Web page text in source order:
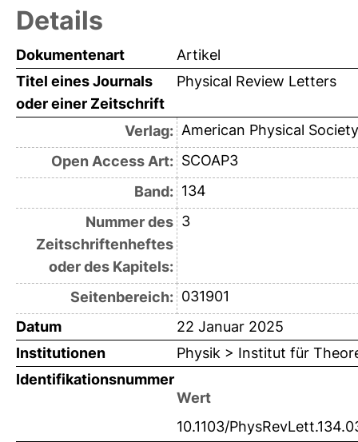
Details
Dokumentenart
Artikel
Titel eines Journals
oder einer Zeitschrift
Physical Review Letters
Verlag: American Physical
Open Access Art: SCOAP3
Band: 134
Nummer des
Zeitschriftenheftes
oder des Kapitels:
3
Seitenbereich: 031901
Datum
22 Januar 2025
Institutionen
Physik > Institut für
Identifikationsnummer
Wert
10.1103/